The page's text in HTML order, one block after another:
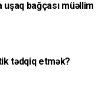
bağçası müəllim
tədqiq etmək?